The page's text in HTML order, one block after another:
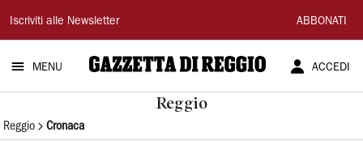
Gazzetta
di
Reggio
Iscriviti alle Newsletter ABBONATI
MENU ACCEDI
Reggio
Reggio Cronaca